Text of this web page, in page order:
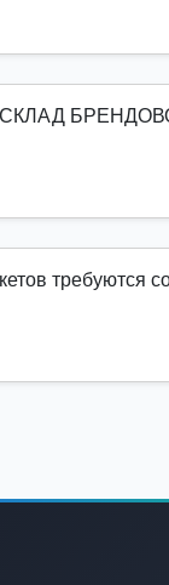
СКЛАД
требуются